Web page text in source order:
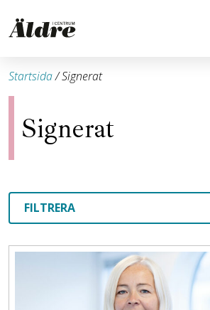
Startsida/Signerat
Signerat
FILTRERA